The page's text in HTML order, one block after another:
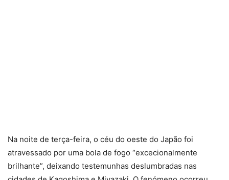
Na noite de terça-feira, o céu do oeste do Japão foi
atravessado por uma bola de fogo “excecionalmente
brilhante”, deixando testemunhas deslumbradas nas